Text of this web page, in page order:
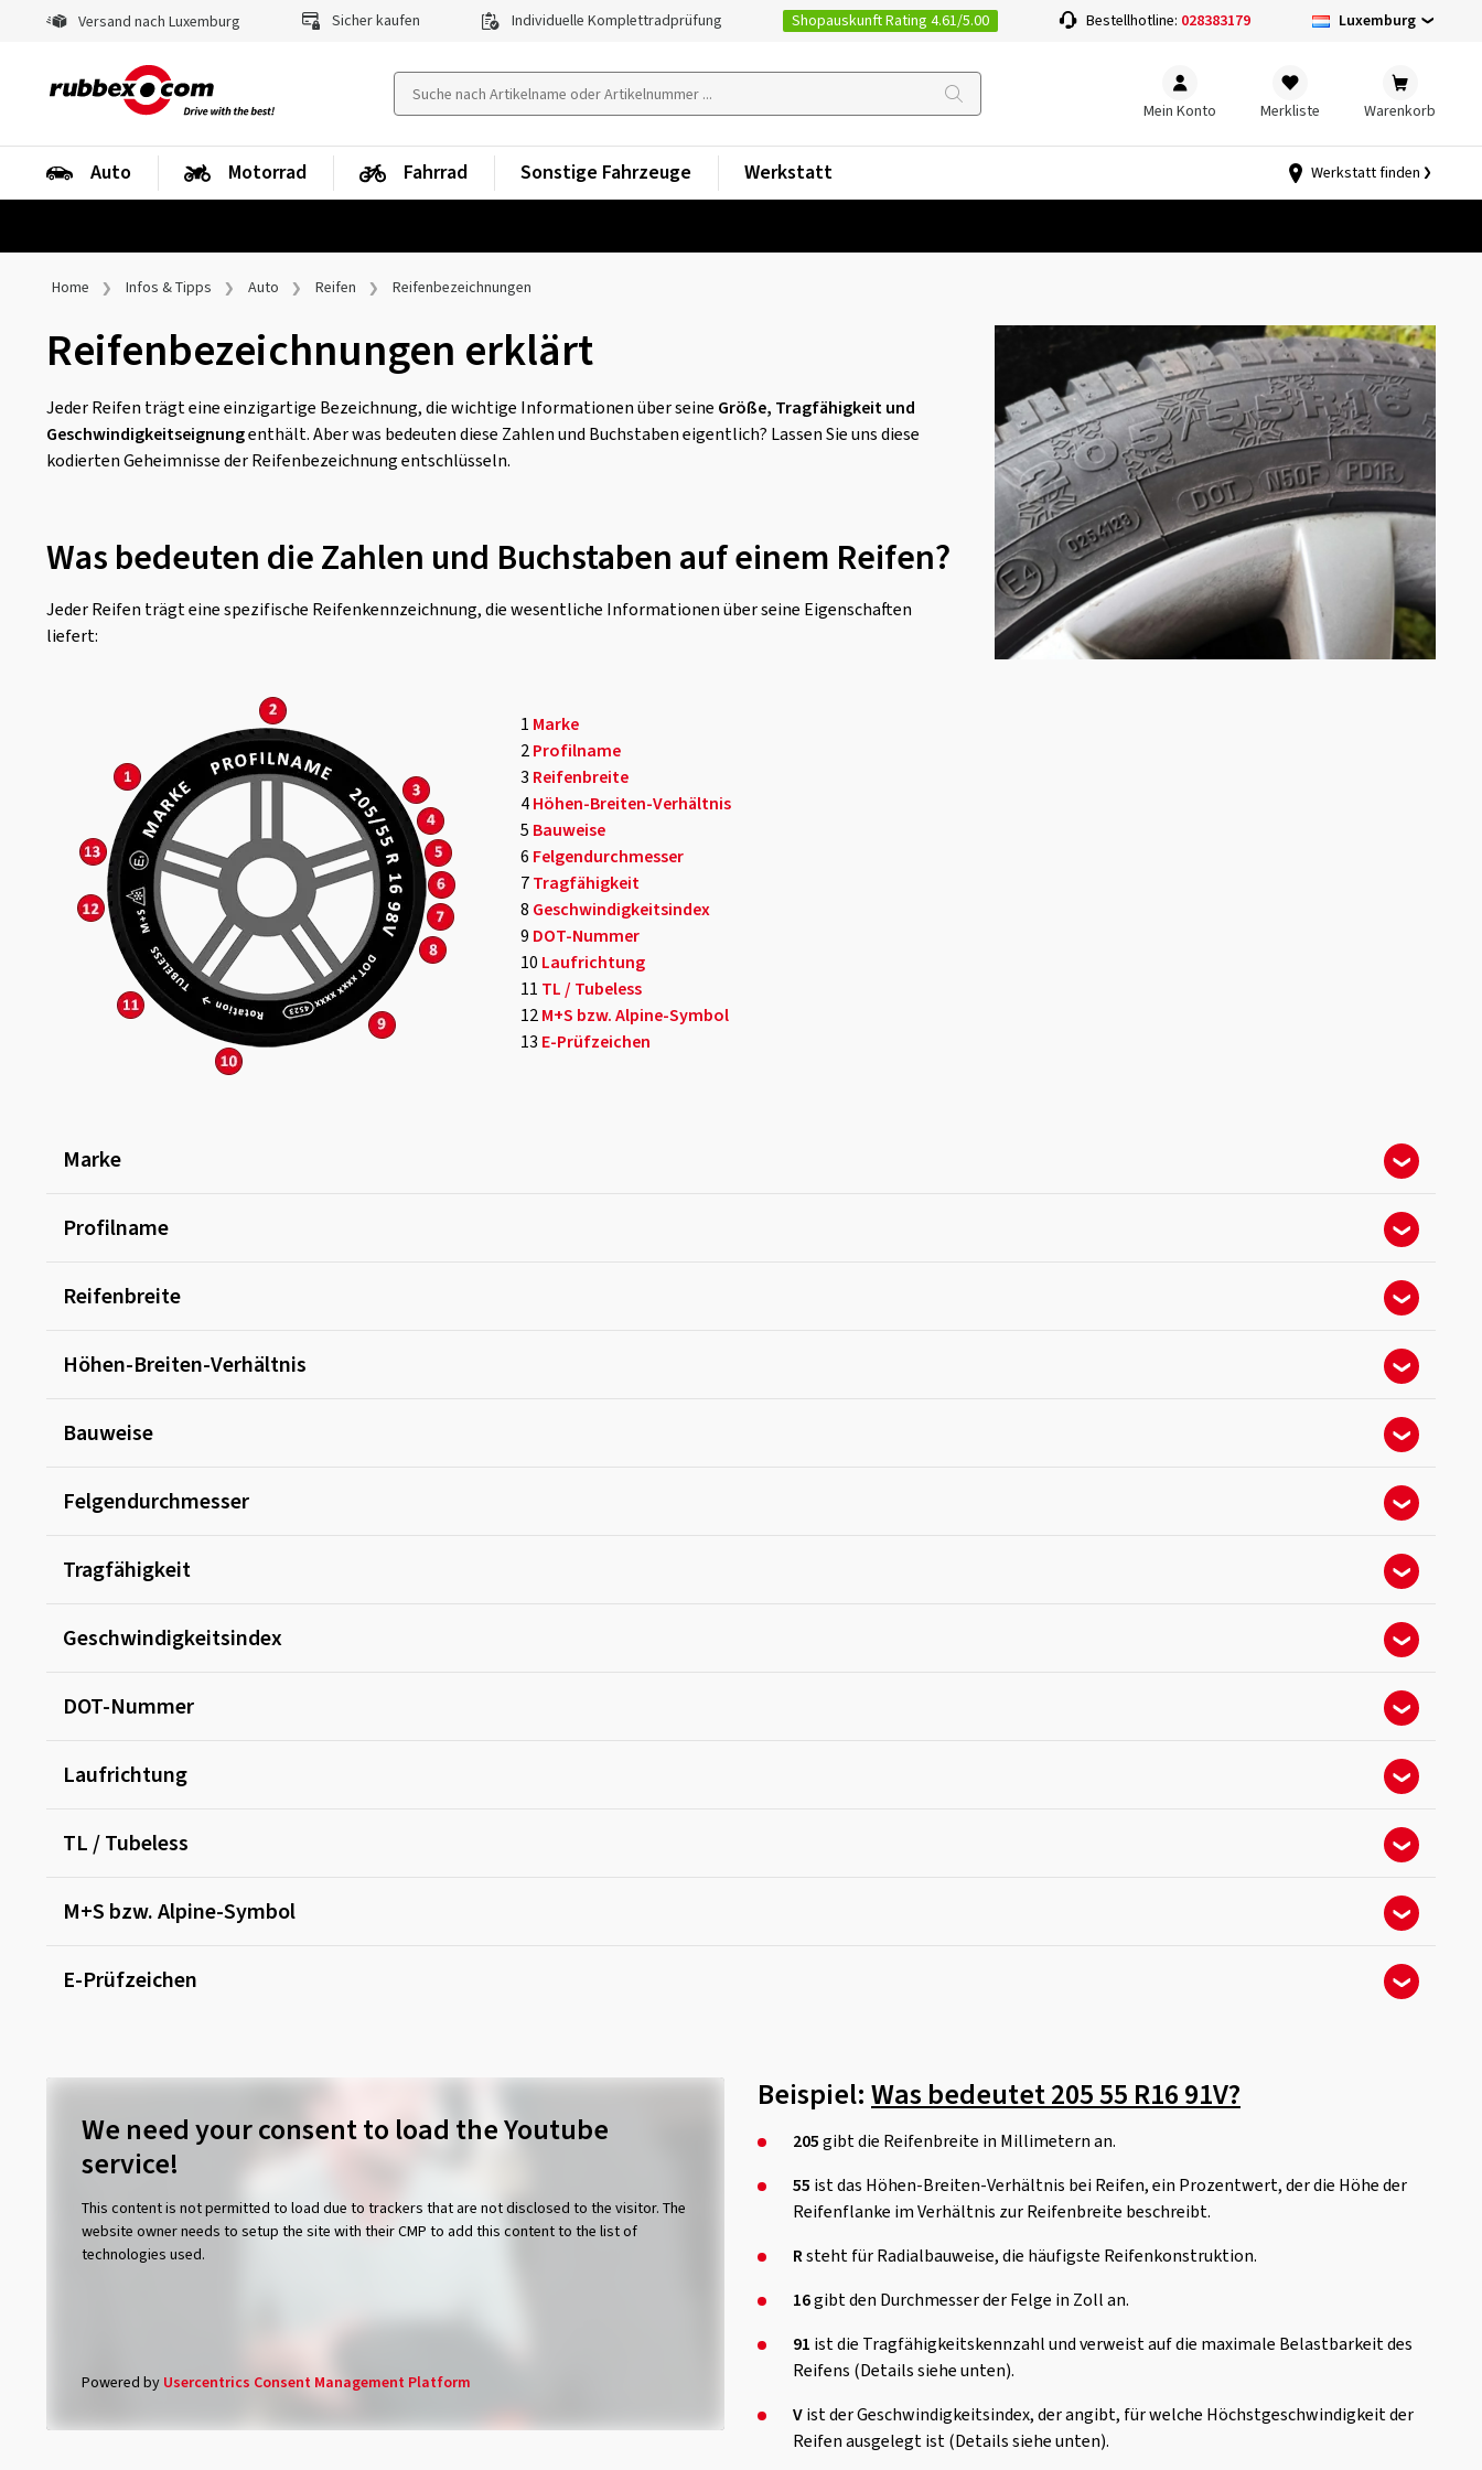
Versand nach Luxemburg Sicher kaufen Individuelle Komplettradprüfung Shopauskunft Rating 4.61/5.00 Bestellhotline: 028383179 Luxemburg
Mein Konto Merkliste Warenkorb
Auto Motorrad Fahrrad Sonstige Fahrzeuge Werkstatt Werkstatt finden
Home Infos & Tipps Auto Reifen Reifenbezeichnungen
Reifenbezeichnungen erklärt
Jeder Reifen trägt eine einzigartige Bezeichnung, die wichtige Informationen über seine Größe, Tragfähigkeit und
Geschwindigkeitseignungenthält. Aber was bedeuten diese Zahlen und Buchstaben eigentlich? Lassen Sie uns diese
kodierten Geheimnisse der Reifenbezeichnung entschlüsseln.
Was bedeuten die Zahlen und Buchstaben auf einem Reifen?
Jeder Reifen trägt eine spezifische Reifenkennzeichnung, die wesentliche Informationen über seine Eigenschaften
liefert:
1 Marke
2Profilname
3 Reifenbreite
4Höhen-Breiten-Verhältnis
5 Bauweise
6 Felgendurchmesser
7Tragfähigkeit
8 Geschwindigkeitsindex
9 DOT-Nummer
10 Laufrichtung
11 TL / Tubeless
12M+S bzw. Alpine-Symbol
13 E-Prüfzeichen
Marke
Profilname
Reifenbreite
Höhen-Breiten-Verhältnis
Bauweise
Felgendurchmesser
Tragfähigkeit
Geschwindigkeitsindex
DOT-Nummer
Laufrichtung
TL / Tubeless
M+S bzw. Alpine-Symbol
E-Prüfzeichen
We need your consent to load the Youtube
service!
This content is not permitted to load due to trackers that are not disclosed to the visitor. The
website owner needs to setup the site with their CMP to add this content to the list of
technologies used.
Powered by Usercentrics Consent Management Platform
Beispiel:Was bedeutet 205 55 R16 91V?
205gibt die Reifenbreite in Millimetern an.
55 ist das Höhen-Breiten-Verhältnis bei Reifen, ein Prozentwert, der die Höhe der
Reifenflanke im Verhältnis zur Reifenbreite beschreibt.
Rsteht für Radialbauweise, die häufigste Reifenkonstruktion.
16gibt den Durchmesser der Felge in Zoll an.
91 ist die Tragfähigkeitskennzahl und verweist auf die maximale Belastbarkeit des
Reifens (Details siehe unten).
Vist der Geschwindigkeitsindex, der angibt, für welche Höchstgeschwindigkeit der
Reifen ausgelegt ist (Details siehe unten).